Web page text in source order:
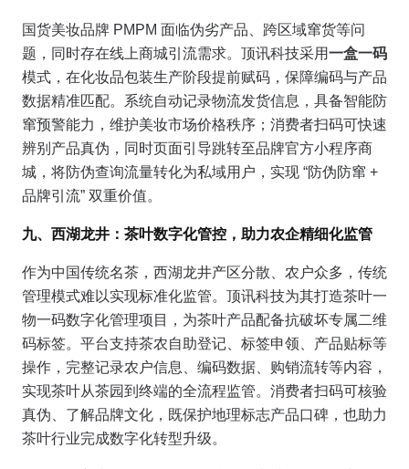
国货美妆品牌 PMPM 面临伪劣产品、跨区域窜货等问
题，同时存在线上商城引流需求。顶讯科技采用一盒一码
模式，在化妆品包装生产阶段提前赋码，保障编码与产品
数据精准匹配。系统自动记录物流发货信息，具备智能防
窜预警能力，维护美妆市场价格秩序；消费者扫码可快速
辨别产品真伪，同时页面引导跳转至品牌官方小程序商
城，将防伪查询流量转化为私域用户，实现 “防伪防窜 +
品牌引流” 双重价值。
九、西湖龙井：茶叶数字化管控，助力农企精细化监管
作为中国传统名茶，西湖龙井产区分散、农户众多，传统
管理模式难以实现标准化监管。顶讯科技为其打造茶叶一
物一码数字化管理项目，为茶叶产品配备抗破坏专属二维
码标签。平台支持茶农自助登记、标签申领、产品贴标等
操作，完整记录农户信息、编码数据、购销流转等内容，
实现茶叶从茶园到终端的全流程监管。消费者扫码可核验
真伪、了解品牌文化，既保护地理标志产品口碑，也助力
茶叶行业完成数字化转型升级。